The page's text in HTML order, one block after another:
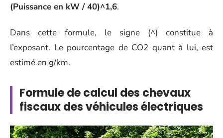
(Puissance en kW / 40)^1,6.
Dans cette formule, le signe (^) constitue à
l’exposant. Le pourcentage de CO2 quant à lui, est
estimé en g/km.
Formule de calcul des chevaux
fiscaux des véhicules électriques